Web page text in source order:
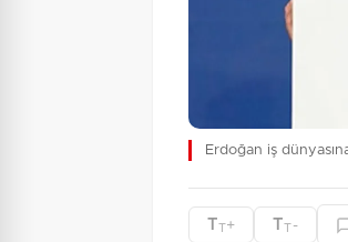
Erdoğan iş
TT+ TT -